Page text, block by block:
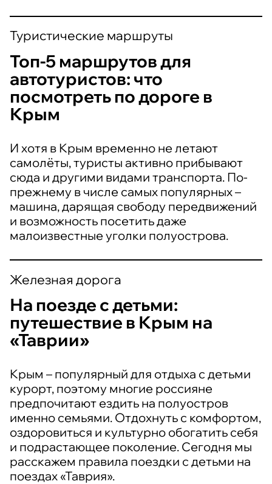
Туристические маршруты
Топ-5 маршрутов для
автотуристов: что
посмотреть по дороге в
Крым
И хотя в Крым временно не летают
самолёты, туристы активно прибывают
сюда и другими видами транспорта. По-
прежнему в числе самых популярных –
машина, дарящая свободу передвижений
и возможность посетить даже
малоизвестные уголки полуострова.
Железная дорога
На поезде с детьми:
путешествие в Крым на
«Таврии»
Крым – популярный для отдыха с детьми
курорт, поэтому многие россияне
предпочитают ездить на полуостров
именно семьями. Отдохнуть с комфортом,
оздоровиться и культурно обогатить себя
и подрастающее поколение. Сегодня мы
расскажем правила поездки с детьми на
поездах «Таврия».